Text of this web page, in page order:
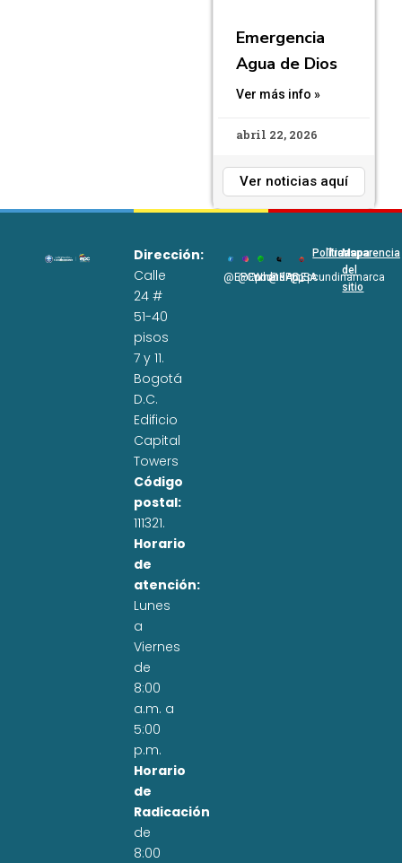
Emergencia
Agua de Dios
Ver más info »
abril 22, 2026
Ver noticias aquí
Dirección:
Calle
24 #
51-40
pisos
7 y 11.
Bogotá
D.C.
Edificio
Capital
Towers
Código
postal:
111321.
Horario
de
atención:
Lunes
a
Viernes
de
8:00
a.m. a
5:00
p.m.
Horario
de
Radicación
de
8:00
@EPCundi
@Epcundi
WhatsApp
@EPC_SA
@Epcundinamarca
Políticas
Transparencia
Mapa
del
sitio